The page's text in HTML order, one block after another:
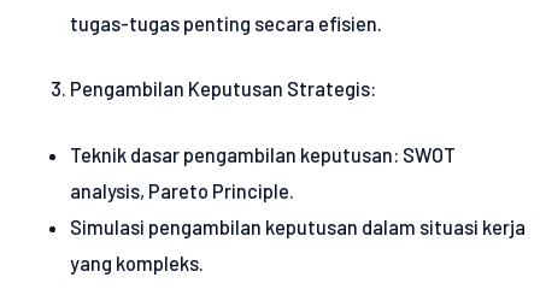
tugas-tugas penting secara efisien.
Pengambilan Keputusan Strategis:
Teknik dasar pengambilan keputusan: SWOT
analysis, Pareto Principle.
Simulasi pengambilan keputusan dalam situasi kerja
yang kompleks.